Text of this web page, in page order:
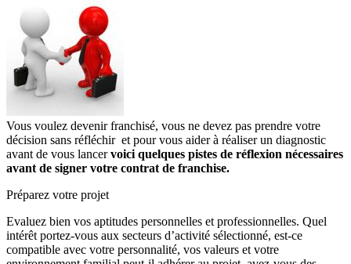
Vous voulez devenir franchisé, vous ne devez pas prendre votre
décision sans réfléchir et pour vous aider à réaliser un diagnostic
avant de vous lancervoici quelques pistes de réflexion nécessaires
avant de signer votre contrat de franchise.
Préparez votre projet
Evaluez bien vos aptitudes personnelles et professionnelles. Quel
intérêt portez-vous aux secteurs d’activité sélectionné, est-ce
compatible avec votre personnalité, vos valeurs et votre